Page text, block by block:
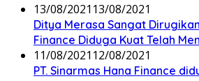
13/08/2021 13/08/2021
Ditya Merasa Sangat
Finance Diduga Kuat Telah
11/08/2021 12/08/2021
PT. Sinarmas Hana Finance